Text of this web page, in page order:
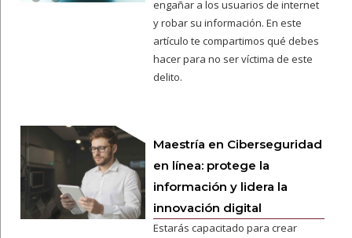
engañar a los usuarios de internet
y robar su información. En este
artículo te compartimos qué debes
hacer para no ser víctima de este
delito.
Maestría en Ciberseguridad
en línea: protege la
información y lidera la
innovación digital
Estarás capacitado para crear